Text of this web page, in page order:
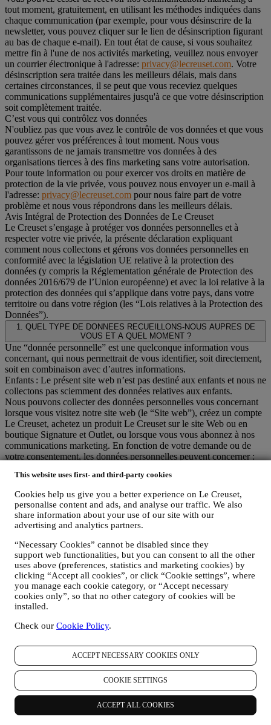
This website uses first- and third-party cookies
Cookies help us give you a better experience on Le Creuset,
personalise content and ads, and analyse our traffic. We also
share information about your use of our site with our
advertising and analytics partners.
“Necessary Cookies” cannot be disabled since they
support web functionalities, but you can consent to all the other
uses above (preferences, statistics and marketing cookies) by
clicking “Accept all cookies”, or click “Cookie settings”, where
you manage each cookie category, or “Accept necessary
cookies only”, so that no other category of cookies will be
installed.
Check our Cookie Policy.
ACCEPT NECESSARY COOKIES ONLY
COOKIE SETTINGS
ACCEPT ALL COOKIES
tout moment, gratuitement, en utilisant les méthodes indiquées dans
chaque communication (par exemple, pour vous désinscrire de la
newsletter, vous pouvez cliquer sur le lien de désinscription figurant
au bas de chaque e-mail). En tout état de cause, si vous souhaitez
mettre fin à l'une de nos activités marketing, veuillez nous envoyer
un courrier électronique à l'adresse: privacy@lecreuset.com. Votre
désinscription sera traitée dans les meilleurs délais, mais dans
certaines circonstances, il se peut que vous receviez quelques
communications supplémentaires jusqu'à ce que votre désinscription
soit complètement traitée.
C’est vous qui contrôlez vos données
N'oubliez pas que vous avez le contrôle de vos données et que vous
pouvez gérer vos préférences à tout moment. Nous vous
garantissons de ne jamais transmettre vos données à des
organisations tierces à des fins marketing sans votre autorisation.
Pour toute information ou pour exercer vos droits en matière de
protection de la vie privée, vous pouvez nous envoyer un e-mail à
l'adresse: privacy@lecreuset.com pour nous faire part de votre
problème et nous vous répondrons dans les meilleurs délais.
Avis Intégral de Protection des Données de Le Creuset
Le Creuset s’engage à protéger vos données personnelles et à
respecter votre vie privée, la présente déclaration expliquant
comment nous collectons et gérons vos données personnelles en
conformité avec la législation UE relative à la protection des
données (y compris la Réglementation générale de Protection des
données 2016/679 de l’Union européenne) et avec la loi relative à la
protection des données qui s’applique dans votre pays, dans votre
territoire ou dans votre région (les “Lois relatives à la Protection des
Données”).
1. QUEL TYPE DE DONNEES RECUEILLONS-NOUS AUPRES DE
VOUS ET A QUEL MOMENT ?
Une “donnée personnelle” est une quelconque information vous
concernant, qui nous permettrait de vous identifier, soit directement,
soit en combinaison avec d’autres informations.
Enfants : Le présent site web n’est pas destiné aux enfants et nous ne
collectons pas sciemment des données relatives aux enfants.
Nous pouvons collecter des données personnelles vous concernant
lorsque vous visitez notre site web (le “Site web”), créez un compte
Le Creuset, achetez un produit Le Creuset sur le site Web ou en
boutique Signature et Outlet, ou lorsque vous vous abonnez à nos
communications marketing. En fonction de votre demande ou de
votre consentement, les données personnelles peuvent concerner :
le nom, le prénom, l’adresse électronique, la date de naissance
le but de créer un compte Le Creuset, de faire un achat en tant
qu’utilisateur invité ou l’abonnement à nos communications
marketing sur le site Web ou en magasin.
les données concernant votre achat, comme par exemple la
date et l’heure de l’achat, informations relatives la livraison,
au produit et au paiement, dans le but de gérer vos
commandes.
les données concernant votre historique de navigation en ligne
(p.ex. les identifiants en ligne, tels que votre adresse IP, la
version de votre navigateur, votre système d’exploitation, la
durée de votre visite, votre identification par notre système
collectées pendant votre visite à notre Site web (que vous
journal de navigation et/ou de technologies de traçage, telles
données via des cookies, vous pouvez consulter ici notre
Politique en matière de Cookies), dans le but d’améliorer nos
services et nos annonces ou de procéder à des analyses
statistiques ; dans la majorité des cas, nous ne serons pas en
mesure de vous identifier sur base de ces informations